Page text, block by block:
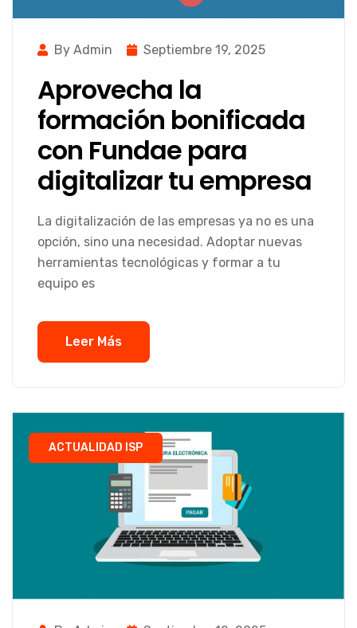
By Admin Septiembre 19, 2025
Aprovecha la
formación bonificada
con Fundae para
digitalizar tu empresa
La digitalización de las empresas ya no es una
opción, sino una necesidad. Adoptar nuevas
herramientas tecnológicas y formar a tu
equipo es
Leer Más
ACTUALIDAD ISP